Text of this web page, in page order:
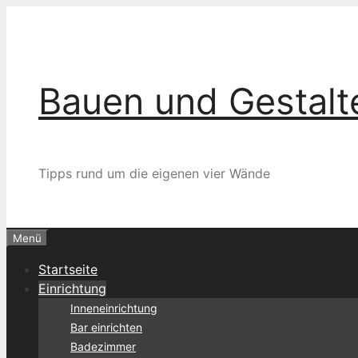
Bauen und
Tipps rund um die eigenen vier Wände
Menü
Startseite
Einrichtung
Inneneinrichtung
Bar einrichten
Badezimmer